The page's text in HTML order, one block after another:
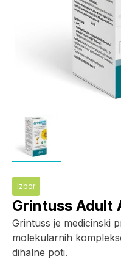
Izbor
Grintuss Adult
Grintuss je medicinski
molekularnih
dihalne poti.